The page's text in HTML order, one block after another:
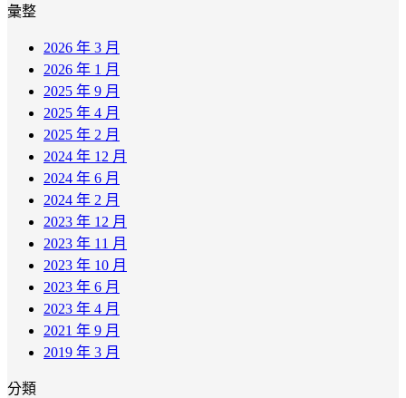
彙整
2026 年 3 月
2026 年 1 月
2025 年 9 月
2025 年 4 月
2025 年 2 月
2024 年 12 月
2024 年 6 月
2024 年 2 月
2023 年 12 月
2023 年 11 月
2023 年 10 月
2023 年 6 月
2023 年 4 月
2021 年 9 月
2019 年 3 月
分類